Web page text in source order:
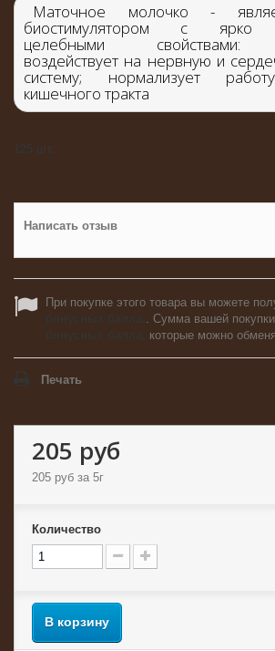
Маточное молочко -
биостимулятором с ярко
целебными свойствами:
воздействует на нервную и
систему; нормализует
кишечного тракта
125
Написать отзыв
При покупке этого товара вы можете
. Сумма вашей
которые можно
Печать
205 руб
205 руб за 5г
Количество
В корзину